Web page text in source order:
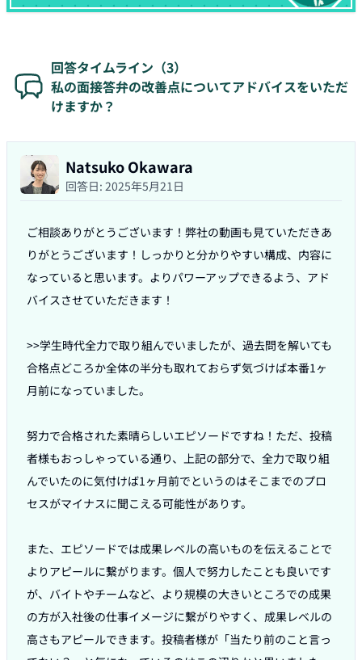
回答タイムライン（3）
私の面接答弁の改善点についてアドバイスをいただ
けますか？
Natsuko Okawara
回答日: 2025年5月21日
ご相談ありがとうございます！弊社の動画も見ていただきあ
りがとうございます！しっかりと分かりやすい構成、内容に
なっていると思います。よりパワーアップできるよう、アド
バイスさせていただきます！
>>学生時代全力で取り組んでいましたが、過去問を解いても
合格点どころか全体の半分も取れておらず気づけば本番1ヶ
月前になっていました。
努力で合格された素晴らしいエピソードですね！ただ、投稿
者様もおっしゃっている通り、上記の部分で、全力で取り組
んでいたのに気付けば1ヶ月前でというのはそこまでのプロ
セスがマイナスに聞こえる可能性がありす。
また、エピソードでは成果レベルの高いものを伝えることで
よりアピールに繋がります。個人で努力したことも良いです
が、バイトやチームなど、より規模の大きいところでの成果
の方が入社後の仕事イメージに繋がりやすく、成果レベルの
高さもアピールできます。投稿者様が「当たり前のこと言っ